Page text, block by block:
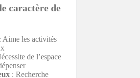
caractère de
: Aime les activités
de l’espace
: Recherche